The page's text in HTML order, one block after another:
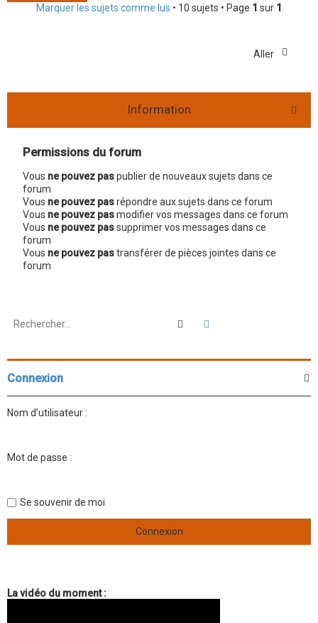
Marquer les sujets comme lus • 10 sujets • Page 1 sur 1
Aller
Information
Permissions du forum
Vous ne pouvez paspublier de nouveaux sujets dans ce
forum
Vous ne pouvez pasrépondre aux sujets dans ce forum
Vous ne pouvez pasmodifier vos messages dans ce forum
Vous ne pouvez passupprimer vos messages dans ce
forum
Vous ne pouvez pastransférer de pièces jointes dans ce
forum
Rechercher
Connexion
Nom d’utilisateur :
Mot de passe :
Se souvenir de moi
La vidéo du moment :